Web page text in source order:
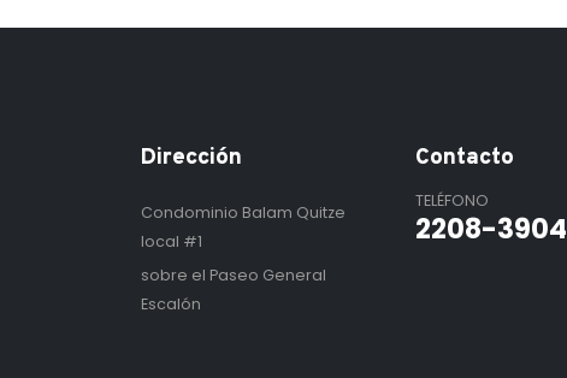
Dirección
Condominio Balam Quitze
local #1
sobre el Paseo General
Escalón
Contacto
TELÉFONO
2208-3904